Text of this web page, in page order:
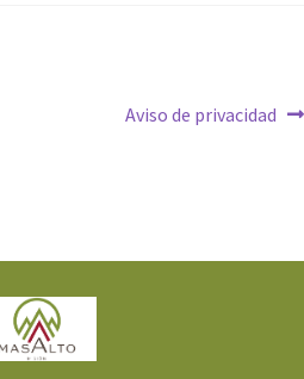
Aviso de privacidad